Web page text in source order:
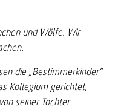
und Wölfe. Wir
die „Bestimmerkinder“
Kollegium gerichtet,
seiner Tochter